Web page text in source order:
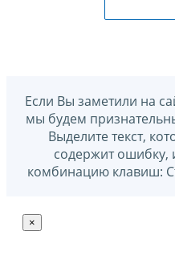
Если Вы заметили на
мы будем
Выделите текст,
содержит ошибку,
комбинацию клавиш:
×